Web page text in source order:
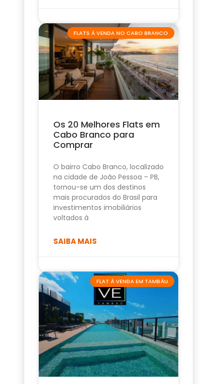
FLATS À VENDA NO CABO BRANCO
Os 20 Melhores Flats em
Cabo Branco para
Comprar
O bairro Cabo Branco, localizado
na cidade de João Pessoa – PB,
tornou-se um dos destinos
mais procurados do Brasil para
investimentos imobiliários
voltados à
SAIBA MAIS
FLAT À VENDA EM TAMBÁU